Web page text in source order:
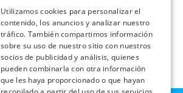
Utilizamos cookies para personalizar el
contenido, los anuncios y analizar nuestro
tráfico. También compartimos información
sobre su uso de nuestro sitio con nuestros
socios de publicidad y análisis, quienes
pueden combinarla con otra información
que les haya proporcionado o que hayan